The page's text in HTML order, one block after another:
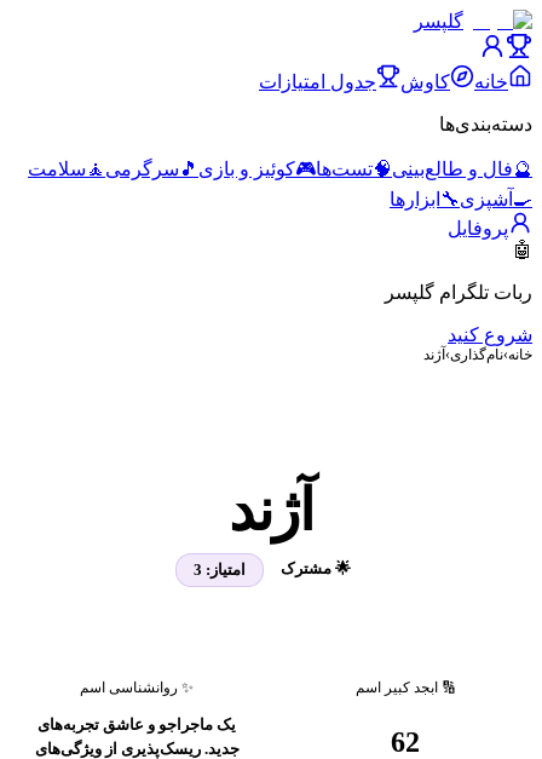
گلپسر
خانه کاوش جدول امتیازات
دسته‌بندی‌ها
🔮فال و طالع‌بینی🧠تست‌ها🎮کوئیز و بازی 🎵 سرگرمی 🧘 سلامت
🍳 آشپزی🔧 ابزارها
پروفایل
🤖
ربات تلگرام گلپسر
شروع کنید
خانه›نام‌گذاری› آژند
آژند
🌟 مشترک امتیاز: 3
🔢 ابجد کبیر اسم
62
✨ روانشناسی اسم
یک ماجراجو و عاشق تجربه‌های
جدید. ریسک‌پذیری از ویژگی‌های